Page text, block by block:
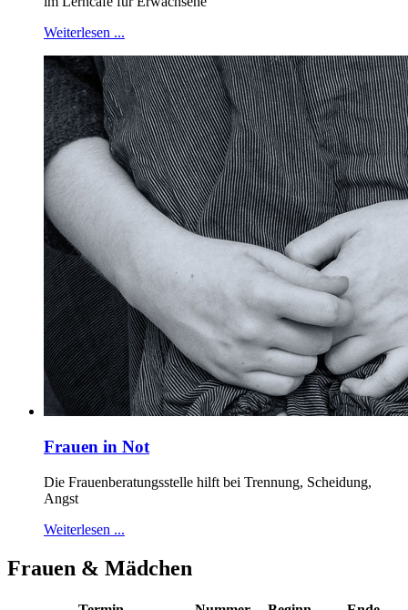
Weiterlesen ...
Frauen in Not
Die Frauenberatungsstelle hilft bei Trennung, Scheidung,
Angst
Weiterlesen ...
Frauen & Mädchen